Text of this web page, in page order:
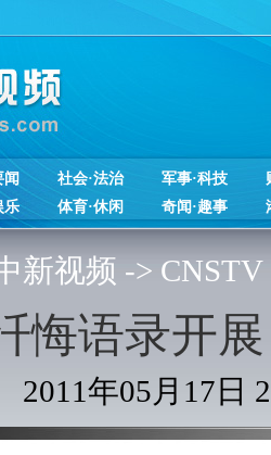
闻 社会·法治 军事·科技
乐
体育·休闲 奇闻·趣事
新视频 -> CNSTV
悔语录开
2011年05月17